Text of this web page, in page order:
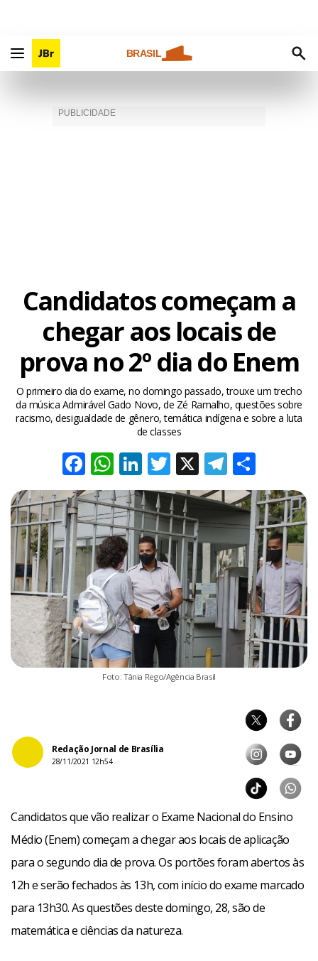
BRASIL
Candidatos começam a
chegar aos locais de
prova no 2º dia do Enem
O primeiro dia do exame, no domingo passado, trouxe um trecho
da música Admirável Gado Novo, de Zé Ramalho, questões sobre
racismo, desigualdade de gênero, temática indígena e sobre a luta
de classes
Facebook
WhatsApp
LinkedIn
Twitter
X
Foto: Tânia Rego/Agência Brasil
Redação Jornal de Brasília
28/11/2021 12h54
Candidatos que vão realizar o Exame Nacional do Ensino
Médio (Enem) começam a chegar aos locais de aplicação
para o segundo dia de prova. Os portões foram abertos às
12h e serão fechados às 13h, com início do exame marcado
para 13h30. As questões deste domingo, 28, são de
matemática e ciências da natureza.